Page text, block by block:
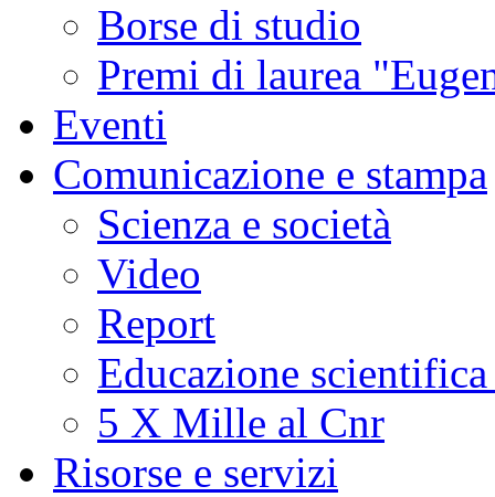
Borse di studio
Premi di laurea
Eventi
Comunicazione e stampa
Scienza e società
Video
Report
Educazione
5 X Mille al Cnr
Risorse e servizi